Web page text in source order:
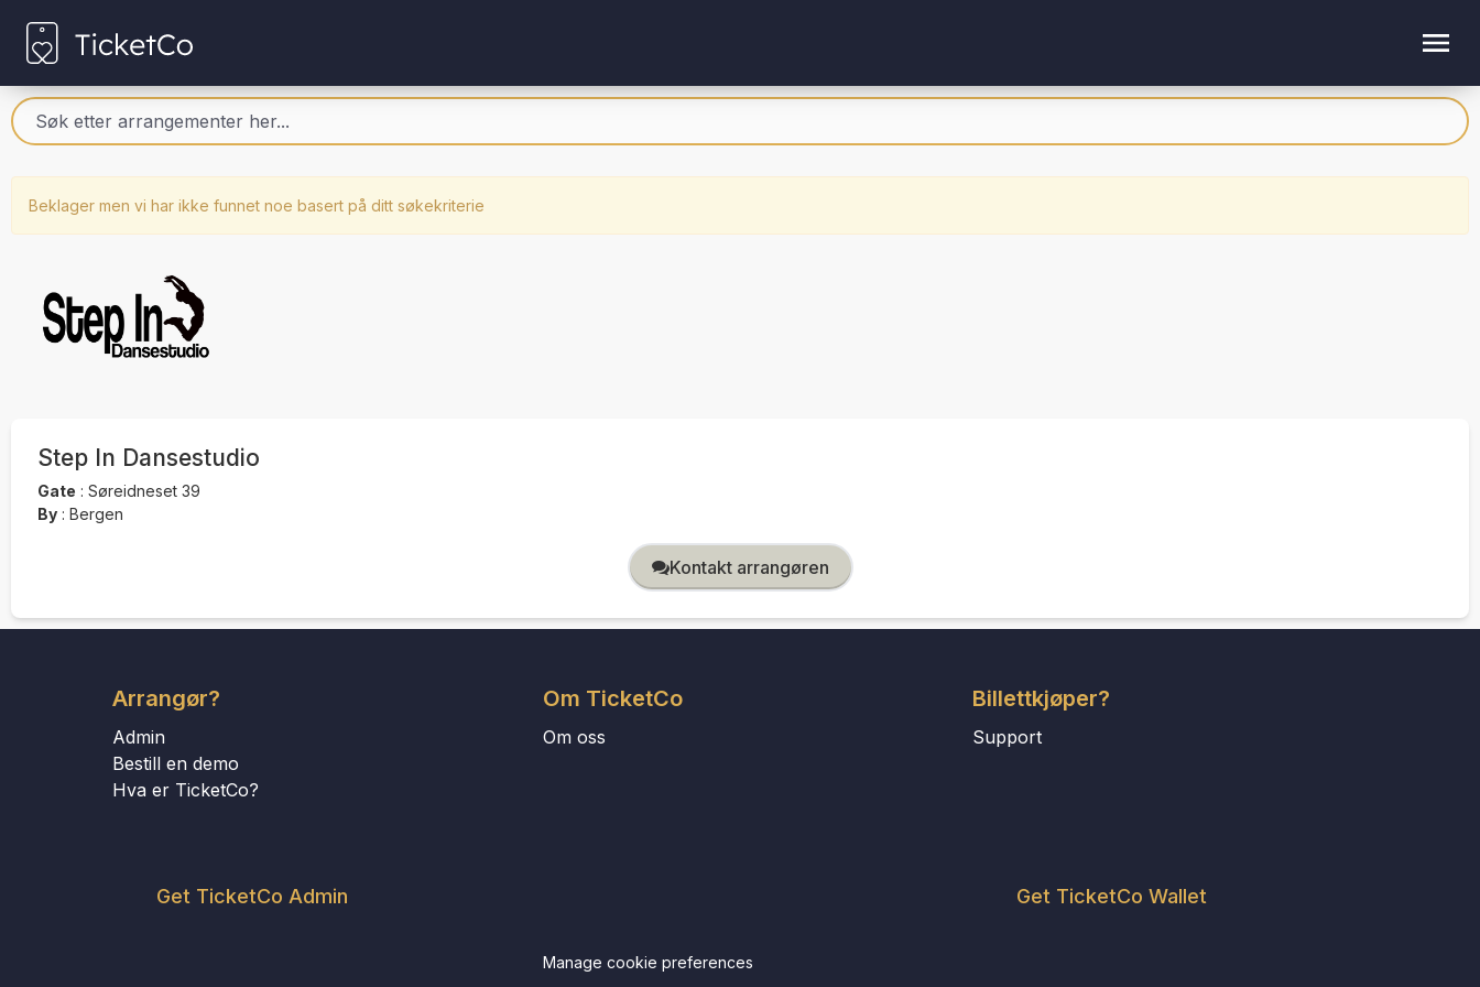
Beklager men vi har ikke funnet noe basert på ditt søkekriterie
Step In Dansestudio
Gate : Søreidneset 39
By : Bergen
Kontakt arrangøren
Arrangør?
Admin
Bestill en demo
Hva er TicketCo?
Get TicketCo Admin
Om TicketCo
Om oss
Manage cookie preferences
Billettkjøper?
Support
Get TicketCo Wallet